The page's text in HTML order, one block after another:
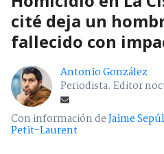
cité deja un
fallecido con
Antonio González
Periodista. Editor
Con información deJaime
Petit-Laurent